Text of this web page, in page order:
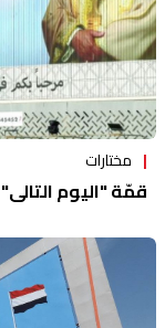
مختارات
قمّة "اليوم التالي"